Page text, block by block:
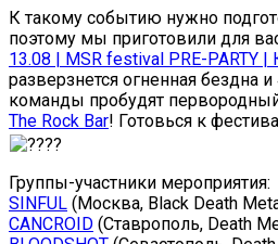
К такому событию нужно
поэтому мы приготовили для
13.08 | MSR festival PRE-PARTY |
разверзнется огненная бездна
команды пробудят первородный
The Rock Bar! Готовься к
Группы-участники мероприятия:
SINFUL (Москва, Black Death
CANCROID (Ставрополь, Death